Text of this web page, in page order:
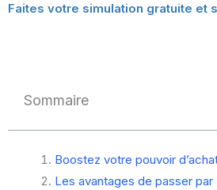
Faites votre simulation gratuite et
Sommaire
Boostez votre pouvoir
Les avantages de passer